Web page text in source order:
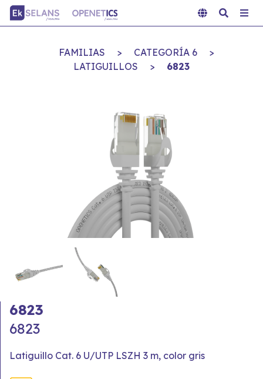
FAMILIAS > CATEGORÍA 6
>
LATIGUILLOS
> 6823
6823
6823
Latiguillo Cat. 6 U/UTP LSZH 3 m, color gris